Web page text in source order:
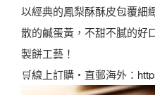
以經典的鳳梨酥酥皮包覆細
散的鹹蛋黃，不甜不膩的好
製餅工藝！
🛒線上訂購・直郵海外：